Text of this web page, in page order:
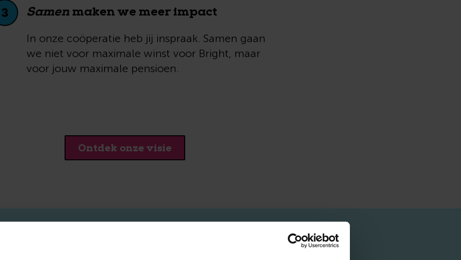
Samen maken we meer impact
In onze coöperatie heb jij inspraak. Samen gaan
we niet voor maximale winst voor Bright, maar
voor jouw maximale pensioen.
Ontdek onze visie